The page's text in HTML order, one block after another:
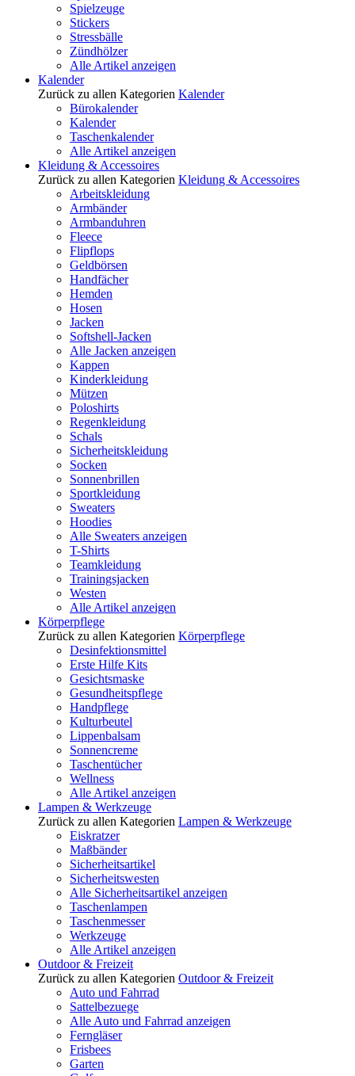
Spielzeuge
Stickers
Stressbälle
Zündhölzer
Alle Artikel anzeigen
Kalender
Zurück zu allen Kategorien Kalender
Bürokalender
Kalender
Taschenkalender
Alle Artikel anzeigen
Kleidung & Accessoires
Zurück zu allen Kategorien Kleidung & Accessoires
Arbeitskleidung
Armbänder
Armbanduhren
Fleece
Flipflops
Geldbörsen
Handfächer
Hemden
Hosen
Jacken
Softshell-Jacken
Alle Jacken anzeigen
Kappen
Kinderkleidung
Mützen
Poloshirts
Regenkleidung
Schals
Sicherheitskleidung
Socken
Sonnenbrillen
Sportkleidung
Sweaters
Hoodies
Alle Sweaters anzeigen
T-Shirts
Teamkleidung
Trainingsjacken
Westen
Alle Artikel anzeigen
Körperpflege
Zurück zu allen Kategorien Körperpflege
Desinfektionsmittel
Erste Hilfe Kits
Gesichtsmaske
Gesundheitspflege
Handpflege
Kulturbeutel
Lippenbalsam
Sonnencreme
Taschentücher
Wellness
Alle Artikel anzeigen
Lampen & Werkzeuge
Zurück zu allen Kategorien Lampen & Werkzeuge
Eiskratzer
Maßbänder
Sicherheitsartikel
Sicherheitswesten
Alle Sicherheitsartikel anzeigen
Taschenlampen
Taschenmesser
Werkzeuge
Alle Artikel anzeigen
Outdoor & Freizeit
Zurück zu allen Kategorien Outdoor & Freizeit
Auto und Fahrrad
Sattelbezuege
Alle Auto und Fahrrad anzeigen
Ferngläser
Frisbees
Garten